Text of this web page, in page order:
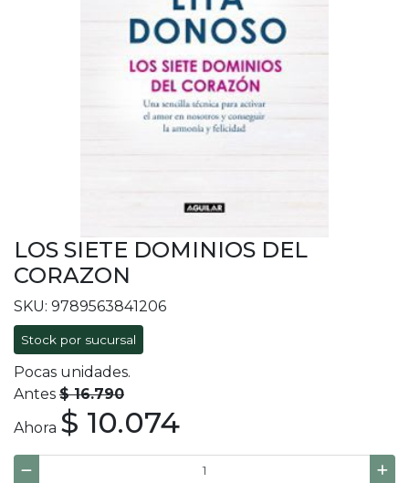
LOS SIETE DOMINIOS DEL
CORAZON
SKU: 9789563841206
Stock por sucursal
Pocas unidades.
Antes $ 16.790
Ahora $ 10.074